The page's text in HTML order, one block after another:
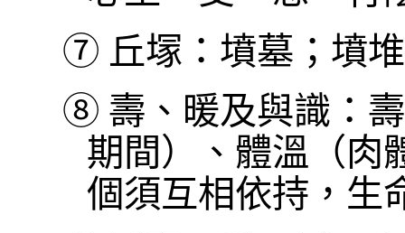
⑦ 丘塜：墳墓；墳
⑧ 壽、暖及與識：
期間）、體溫（肉
個須互相依持，生